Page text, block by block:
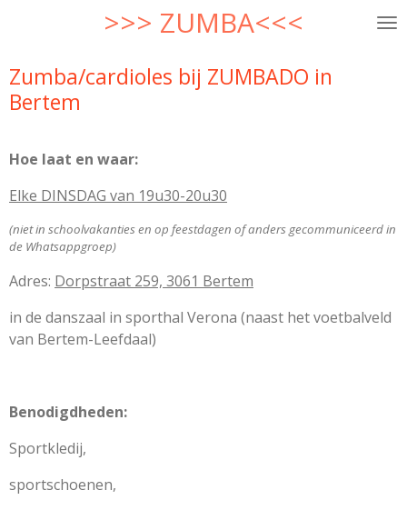
de
hoofdinhoud
>>> ZUMBA<<<
Zumba/cardioles bij ZUMBADO in
Bertem
Hoe laat en waar:
Elke DINSDAG van 19u30-20u30
(niet in schoolvakanties en op feestdagen of anders gecommuniceerd in
de Whatsappgroep)
Adres: Dorpstraat 259, 3061 Bertem
in de danszaal in sporthal Verona (naast het voetbalveld
van Bertem-Leefdaal)
Benodigdheden:
Sportkledij,
sportschoenen,